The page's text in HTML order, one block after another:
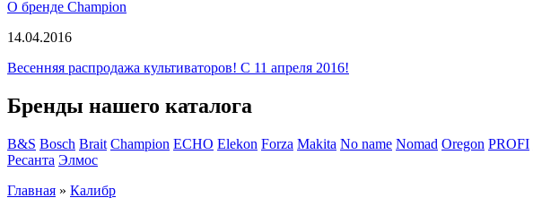
О бренде Champion
14.04.2016
Весенняя распродажа культиваторов! С 11 апреля 2016!
Бренды нашего каталога
B&S Bosch Brait Champion ECHO Elekon Forza Makita No name Nomad Oregon PROFI
Ресанта Элмос
Главная » Калибр